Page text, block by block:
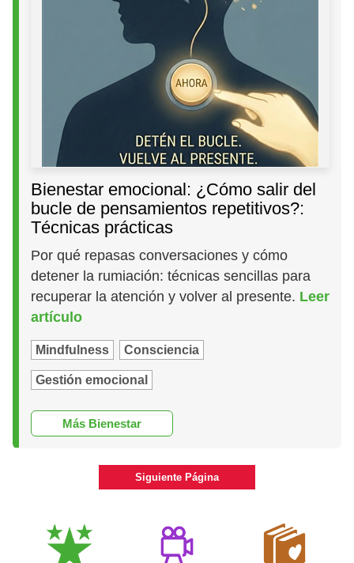
Bienestar emocional: ¿Cómo salir del
bucle de pensamientos repetitivos?:
Técnicas prácticas
Por qué repasas conversaciones y cómo
detener la rumiación: técnicas sencillas para
recuperar la atención y volver al presente. Leer
artículo
Mindfulness Consciencia
Gestión emocional
Más Bienestar
Siguiente Página